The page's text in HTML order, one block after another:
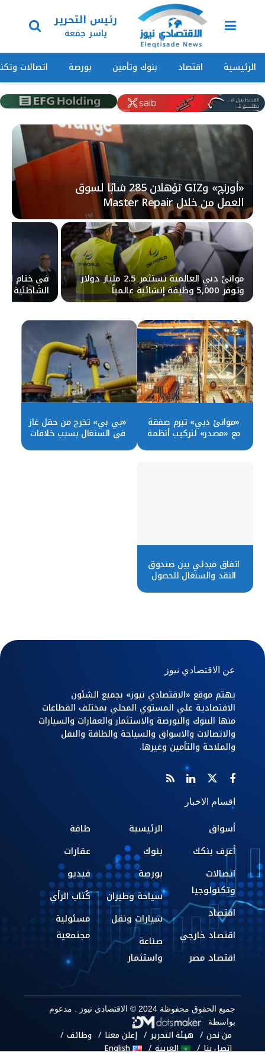
رئيس التحرير
ياسر جمعه
الرئيسية اقتصاد بنوك وتأمين بورصة اتصالات
«أورنچ» وGIZ تؤهلان 285 شابًا لسوق
العمل من خلال Master Repair
موانئ دبي العالمية تستثمر 2.5 مليار دولار
وتوفر 5,000 وظيفة إنشائية عالمياً
في ختام
الشاطئية
«موانئ دبي» تبرم صفقة
مع «مصدر» لتركيب أنظمة
«بي بي» تخرج من حقل غاز
في السنغال بسبب خلافات
اتفاق مبدئي بين صندوق
النقد والسنغال للحصول
عن الاقتصادي نيوز
يهتم موقع «الاقتصادي نيوز» بجميع الشئون
الاقتصادية علي المستوي المحلي بمختلف القطاعات
منها البنوك والبورصة والاستثمار والعقارات والسيارات
والاتصالات والاسواق والسياحة والطاقة والنقل
والملاحة والتأمين وغيرها.
اقسام الاخبار
أسواق
أعرف بنكك
اتصالات
وتكنولوجيا
اقتصاد
اقتصاد خارجي
اقتصاد مصر
الرئيسية
بنوك
بورصة
سياحة وطيران
سيارات ونقل
صناعة
واستثمار
طاقة
عقارات
فيديو
كُتاب الرأي
مسئولية
مجتمعية
جميع الحقوق محفوظة 2024 © الاقتصادي نيوز . مدعوم
بواسطة
من نحن هيئة التحرير إعلن معنا
وظائف
اتصل بنا
العربية English